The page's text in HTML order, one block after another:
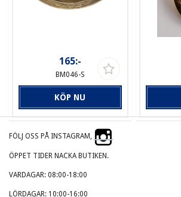
165:-
BM046-S
KÖP NU
FÖLJ OSS PÅ INSTAGRAM,
ÖPPET TIDER NACKA BUTIKEN.
VARDAGAR: 08:00-18:00
LÖRDAGAR: 10:00-16:00